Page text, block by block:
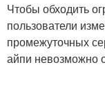
Чтобы обходить
пользователи
промежуточных
айпи невозможно